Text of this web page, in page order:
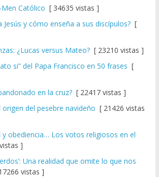
Católico [ 34635 vistas ]
Jesús y cómo enseña a sus discípulos?[
¿Lucas versus Mateo?[ 23210 vistas ]
si” del Papa Francisco en 50 frases [
en la cruz?[ 22417 vistas ]
origen del pesebre navideño [ 21426 vistas
y obediencia… Los votos religiosos en el
]
Una realidad que omite lo que nos
vistas ]